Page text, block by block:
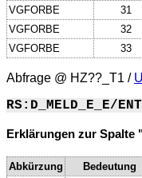
VGFORBE
31
VGFORBE
32
VGFORBE
33
Abfrage @ HZ??_T1 /
RS:D_MELD_E_E/
Erklärungen zur Spalte
Abkürzung Bedeutung